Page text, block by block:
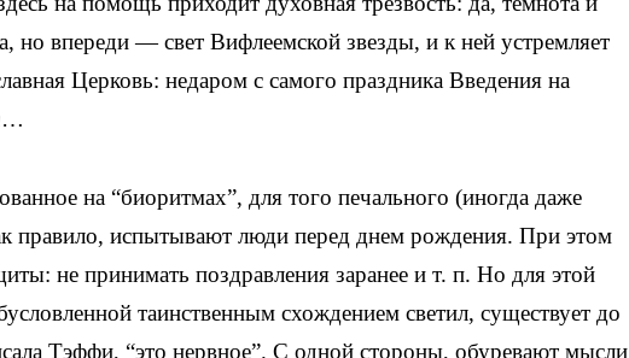
но впереди — свет Вифлеемской звезды, и к ней устремляет
Церковь: недаром с самого праздника Введения на
…
на “биорит­мах”, для того печального (иногда даже
правило, испытывают люди перед днем рождения. При этом
не принимать поздравления заранее и т. п. Но для этой
таинственным схождением светил, существует до
Тэффи, “это нервное”. С одной стороны, обуревают мысли